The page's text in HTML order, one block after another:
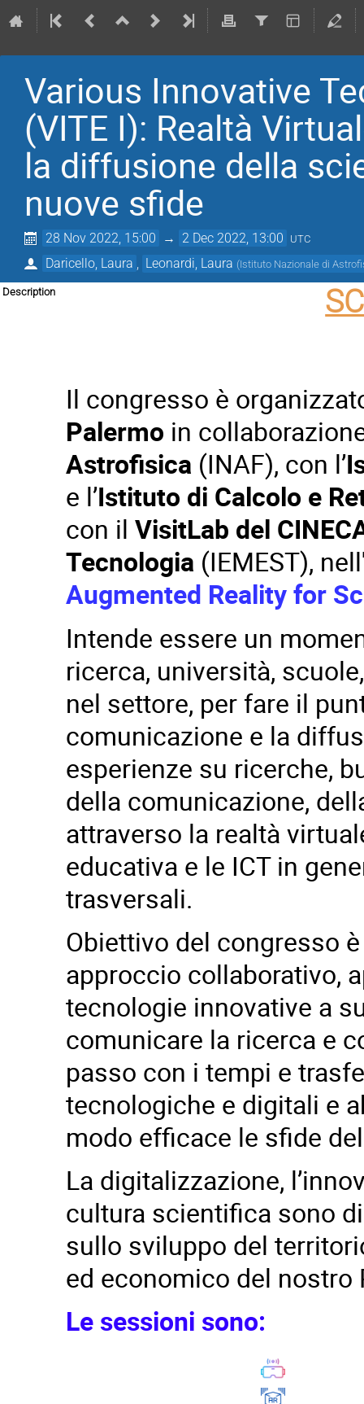
Various Innovative
(VITE I): Realtà
la diffusione della
nuove sfide
28 Nov 2022, 15:00 → 2 Dec 2022, 13:00 UTC
Daricello, Laura Leonardi, Laura (Istituto Nazionale di
Description
Il congresso è
Palermo in
Astrofisica (INAF), con l’
e l’Istituto di Calcolo e
con ilVisitLab del
Tecnologia (IEMEST),
Augmented Reality for
Intende essere un
ricerca, università,
nel settore, per fare il
comunicazione e la
esperienze su ricerche,
della comunicazione,
attraverso la realtà
educativa e le ICT in
trasversali.
Obiettivo del congresso
approccio collaborativo,
tecnologie innovative a
comunicare la ricerca e
passo con i tempi e
tecnologiche e digitali e
modo efficace le sfide
La digitalizzazione,
cultura scientifica sono
sullo sviluppo del
ed economico del nostro
Le sessioni sono: